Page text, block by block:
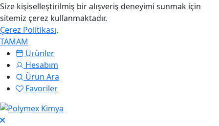
Size kişiselleştirilmiş bir alışveriş deneyimi sunmak için
sitemiz çerez kullanmaktadır.
Çerez Politikası.
TAMAM
Ürünler
Hesabım
Ürün Ara
Favoriler